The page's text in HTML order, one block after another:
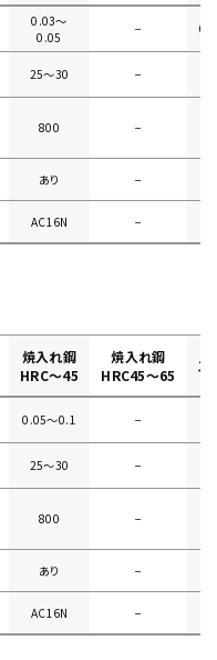
0.03〜
0.05
−
25〜30 −
800 −
あり −
AC16N −
焼入れ鋼
HRC～45
焼入れ鋼
HRC45～65
ス
0.05〜0.1 −
25〜30 −
800 −
あり −
AC16N −